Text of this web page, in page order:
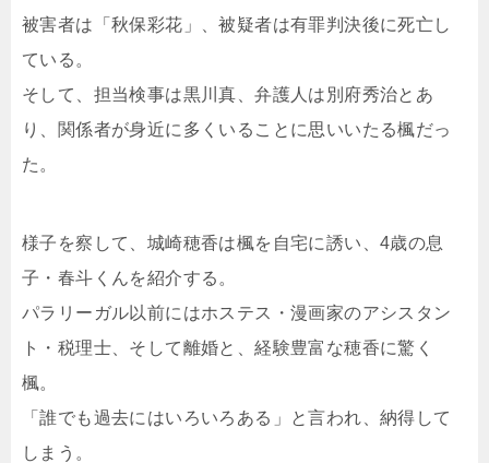
被害者は「秋保彩花」、被疑者は有罪判決後に死亡し
ている。
そして、担当検事は黒川真、弁護人は別府秀治とあ
り、関係者が身近に多くいることに思いいたる楓だっ
た。
様子を察して、城崎穂香は楓を自宅に誘い、4歳の息
子・春斗くんを紹介する。
パラリーガル以前にはホステス・漫画家のアシスタン
ト・税理士、そして離婚と、経験豊富な穂香に驚く
楓。
「誰でも過去にはいろいろある」と言われ、納得して
しまう。